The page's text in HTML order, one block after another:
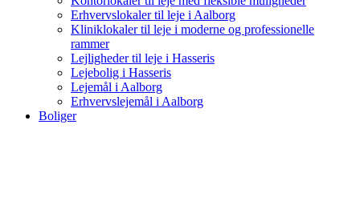
Erhvervslokaler til leje i Aalborg
Kliniklokaler til leje i moderne og professionelle
rammer
Lejligheder til leje i Hasseris
Lejebolig i Hasseris
Lejemål i Aalborg
Erhvervslejemål i Aalborg
Boliger